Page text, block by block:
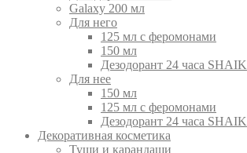
Galaxy 200 мл
Для него
125 мл с феромонами
150 мл
Дезодорант 24 часа SHAIK
Для нее
150 мл
125 мл с феромонами
Дезодорант 24 часа SHAIK
Декоративная косметика
Туши и карандаши